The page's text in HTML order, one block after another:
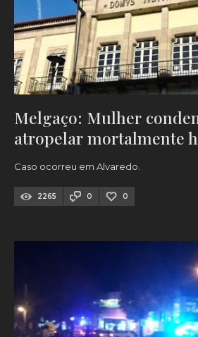
Melgaço: Mulher
atropelar mortalmente
Caso ocorreu em Alvaredo.
2265 0 0